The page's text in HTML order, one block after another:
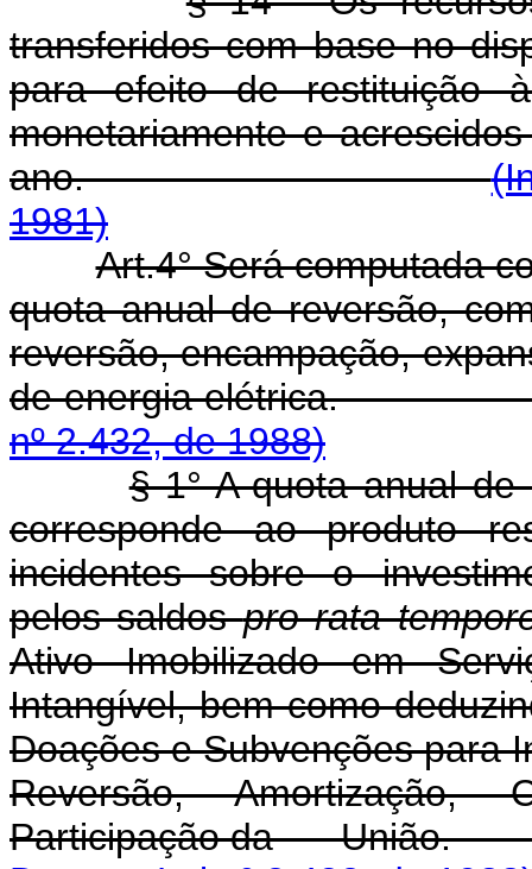
transferidos com base no
para efeito de restituição
monetariamente e
ano.
1981)
Art.4° Será computada
quota anual de reversão,
reversão, encampação,
de energia
nº 2.432, de 1988)
§ 1° A quota anual
corresponde ao produto
incidentes sobre o
pelos saldospro rata
Ativo Imobilizado em
Intangível, bem como
Doações e Subvenções para
Reversão, Amortização,
Participação